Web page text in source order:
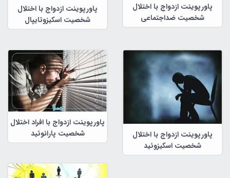
پاورپوینت ازدواج با اختلال
شخصیت ضداجتماعی
پاورپوینت ازدواج با اختلال
شخصیت اسکیزوتایپال
پاورپوینت ازدواج با اختلال
شخصیت اسکیزوئید
پاورپوینت ازدواج با افراد اختلال
شخصیت پارانوئید